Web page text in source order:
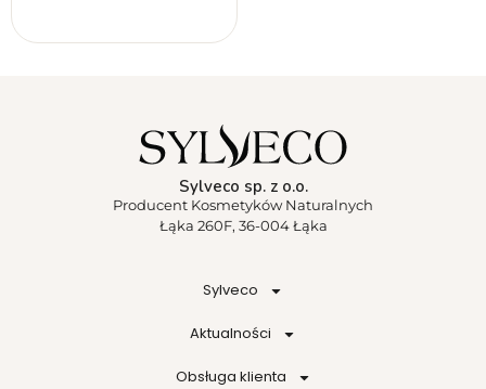
Sylveco sp. z o.o.
Producent Kosmetyków Naturalnych
Łąka 260F, 36-004 Łąka
Sylveco
Aktualności
Obsługa klienta